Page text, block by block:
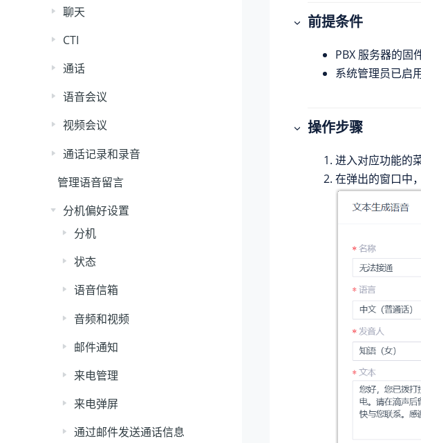
聊天
CTI
通话
语音会议
视频会议
通话记录和录音
管理语音留言
分机偏好设置
分机
状态
语音信箱
音频和视频
邮件通知
来电管理
来电弹屏
通过邮件发送通话信息
前提条件
PBX 服务器的固
系统管理员已启
操作步骤
进入对应功能的
在弹出的窗口中